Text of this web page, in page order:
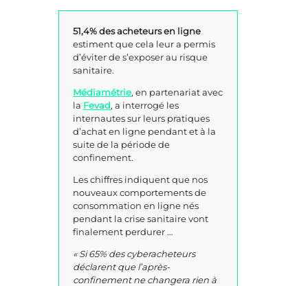
51,4% des acheteurs en ligne
estiment que cela leur a permis
d’éviter de s’exposer au risque
sanitaire.
Médiamétrie, en partenariat avec
la Fevad, a interrogé les
internautes sur leurs pratiques
d’achat en ligne pendant et à la
suite de la période de
confinement.
Les chiffres indiquent que nos
nouveaux comportements de
consommation en ligne nés
pendant la crise sanitaire vont
finalement perdurer …
« Si 65% des cyberacheteurs
déclarent que l’après-
confinement ne changera rien à